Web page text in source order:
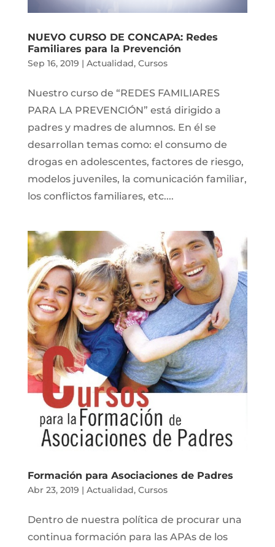
NUEVO CURSO DE CONCAPA: Redes
Familiares para la Prevención
Sep 16, 2019 | Actualidad, Cursos
Nuestro curso de “REDES FAMILIARES
PARA LA PREVENCIÓN” está dirigido a
padres y madres de alumnos. En él se
desarrollan temas como: el consumo de
drogas en adolescentes, factores de riesgo,
modelos juveniles, la comunicación familiar,
los conflictos familiares, etc....
Formación para Asociaciones de Padres
Abr 23, 2019 | Actualidad, Cursos
Dentro de nuestra política de procurar una
continua formación para las APAs de los